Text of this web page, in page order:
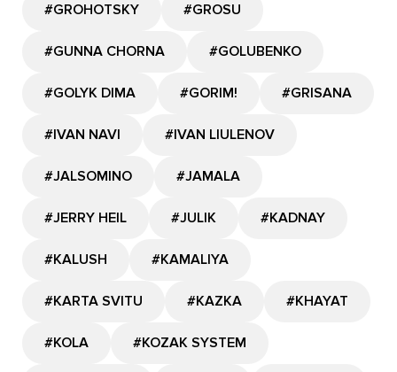
#GROHOTSKY #GROSU
#GUNNA CHORNA #GOLUBENKO
#GOLYK DIMA #GORIM! #GRISANA
#IVAN NAVI #IVAN LIULENOV
#JALSOMINO #JAMALA
#JERRY HEIL #JULIK #KADNAY
#KALUSH #KAMALIYA
#KARTA SVITU #KAZKA #KHAYAT
#KOLA #KOZAK SYSTEM